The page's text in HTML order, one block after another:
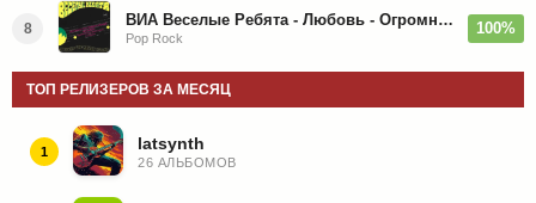
8 ВИА Веселые Ребята - Любовь - Огромная Страна - 1974/2026
Pop Rock
100%
ТОП РЕЛИЗЕРОВ ЗА МЕСЯЦ
1 latsynth
26 АЛЬБОМОВ